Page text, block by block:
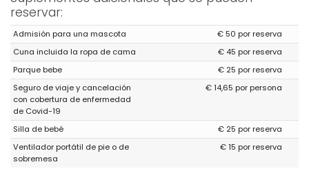
Parejas mayores - Diciembre 2019 - Alemania :
(Texto original)
Sauber halten
(Traducido por Google)
Manténlo limpio
- 8,1
Familias con niños mayores - Octubre 2019 - Reino Unido :
(Texto original)
A clean and spacious apartment, perfect for the beach and
reservar:
Admisión para una mascota
€ 50 por reserva
Cuna incluida la ropa de cama
€ 45 por reserva
Parque bebe
€ 25 por reserva
Seguro de viaje y cancelación
con cobertura de enfermedad
de Covid-19
€ 14,65 por persona
Silla de bebé
€ 25 por reserva
Ventilador portátil de pie o de
sobremesa
€ 15 por reserva